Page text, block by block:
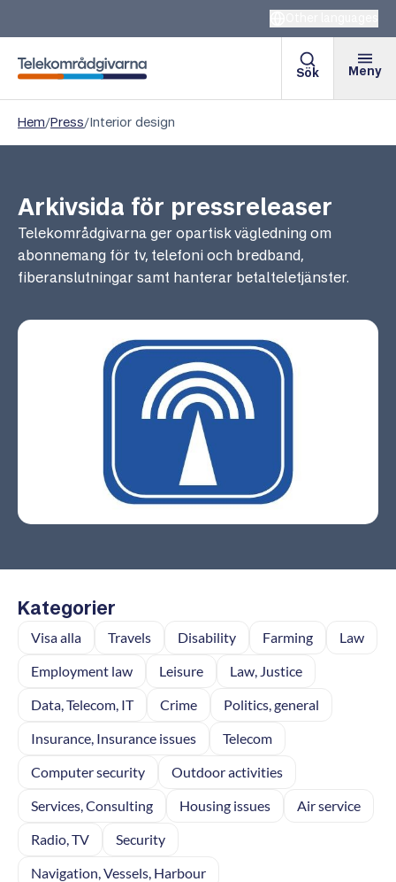
Telekområdgivarna
Sök Meny
Hem/Press/Interior design
Arkivsida för pressreleaser
Telekområdgivarna ger opartisk vägledning om
abonnemang för tv, telefoni och bredband,
fiberanslutningar samt hanterar betalteletjänster.
Kategorier
Visa alla Travels Disability Farming
Law
Employment law
Leisure
Law, Justice
Data, Telecom, IT
Crime
Politics, general
Insurance, Insurance issues
Telecom
Computer security
Outdoor activities
Services, Consulting
Housing issues
Air service
Radio, TV
Security
Navigation, Vessels, Harbour